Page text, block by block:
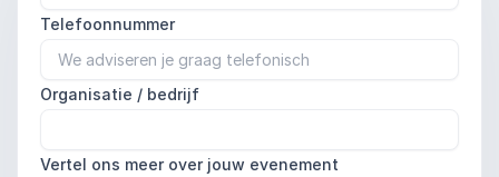
Telefoonnummer
Organisatie / bedrijf
Vertel ons meer over jouw evenement